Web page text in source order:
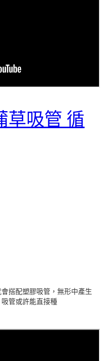
草吸管 循
搭配塑膠吸管，無形中產生
管或許能直接種